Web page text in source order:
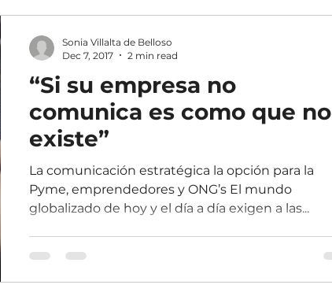
“Si su empresa no
comunica es como que no
existe”
La comunicación estratégica la opción para la
Pyme, emprendedores y ONG’s El mundo
globalizado de hoy y el día a día exigen a las...
Sonia Villalta de Belloso
Dec 7, 2017
2 min read